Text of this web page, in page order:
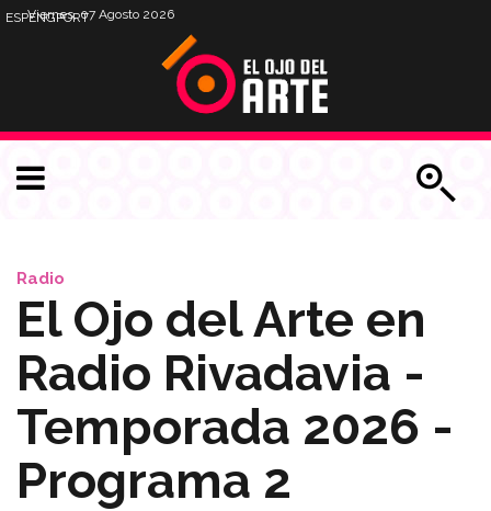
Viernes, 07 Agosto 2026
ESPENGPORT
Radio
El Ojo del Arte en
Radio Rivadavia -
Temporada 2026 -
Programa 2